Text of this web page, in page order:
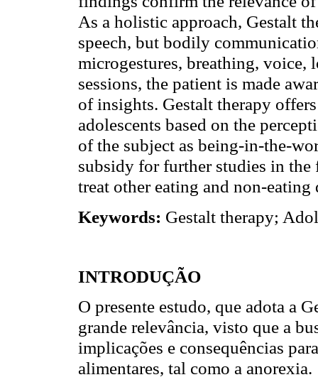
As a holistic approach, Gestalt
speech, but bodily
microgestures, breathing, voice,
sessions, the patient is made
of insights. Gestalt therapy
adolescents based on the
of the subject as being-in-the-
subsidy for further studies in
treat other eating and non-eating
Keywords: Gestalt therapy;
INTRODUÇÃO
O presente estudo, que adota a
grande relevância, visto que a
implicações e consequências
alimentares, tal como a anorexia.